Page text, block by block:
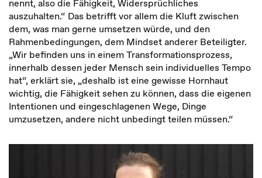
nennt, also die Fähigkeit, Widersprüchliches
auszuhalten.“ Das betrifft vor allem die Kluft zwischen
dem, was man gerne umsetzen würde, und den
Rahmenbedingungen, dem Mindset anderer Beteiligter.
„Wir befinden uns in einem Transformationsprozess,
innerhalb dessen jeder Mensch sein individuelles Tempo
hat“, erklärt sie, „deshalb ist eine gewisse Hornhaut
wichtig, die Fähigkeit sehen zu können, dass die eigenen
Intentionen und eingeschlagenen Wege, Dinge
umzusetzen, andere nicht unbedingt teilen müssen.“